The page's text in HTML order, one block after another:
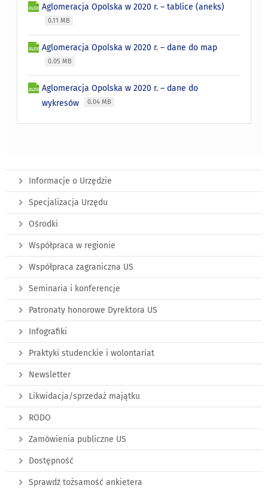
Aglomeracja Opolska w 2020 r. – tablice (aneks)
0.11 MB
Aglomeracja Opolska w 2020 r. – dane do map
0.05 MB
Aglomeracja Opolska w 2020 r. – dane do
wykresów
0.04 MB
Informacje o Urzędzie
Specjalizacja Urzędu
Ośrodki
Współpraca w regionie
Współpraca zagraniczna US
Seminaria i konferencje
Patronaty honorowe Dyrektora US
Infografiki
Praktyki studenckie i wolontariat
Newsletter
Likwidacja/sprzedaż majątku
RODO
Zamówienia publiczne US
Dostępność
Sprawdź tożsamość ankietera